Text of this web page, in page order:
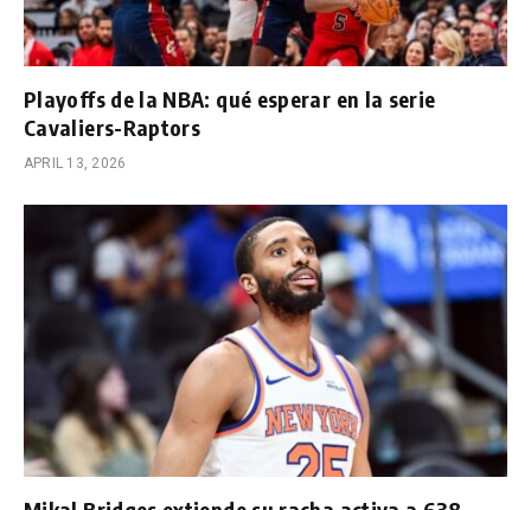
Playoffs de la NBA: qué esperar en la serie
Cavaliers-Raptors
APRIL 13, 2026